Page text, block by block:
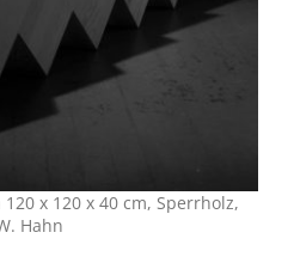
x 120 x 40 cm, Sperrholz,
Hahn